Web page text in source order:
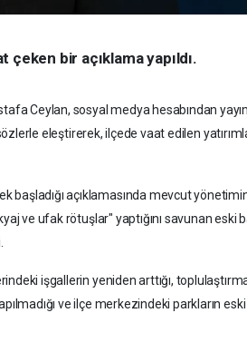
bir açıklama yapıldı.
Ceylan, sosyal medya hesabından
eleştirerek, ilçede vaat edilen
başladığı açıklamasında mevcut
ve ufak rötuşlar" yaptığını savunan eski
işgallerin yeniden arttığı, toplulaştırma
ve ilçe merkezindeki parkların